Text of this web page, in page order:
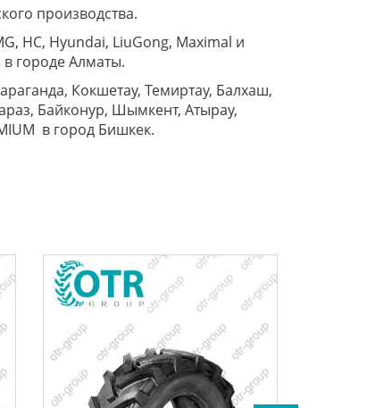
производства.
HC, Hyundai, LiuGong, Maximal и
городе Алматы.
Кокшетау, Темиртау, Балхаш,
Байконур, Шымкент, Атырау,
в город Бишкек.